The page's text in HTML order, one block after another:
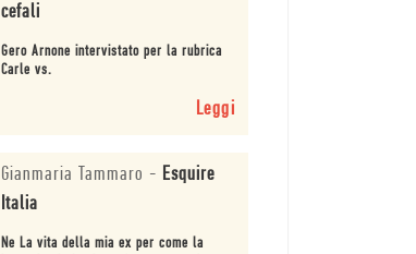
cefali
Gero Arnone intervistato per la rubrica
Carle vs.
Leggi
Gianmaria Tammaro - Esquire
Italia
Ne La vita della mia ex per come la